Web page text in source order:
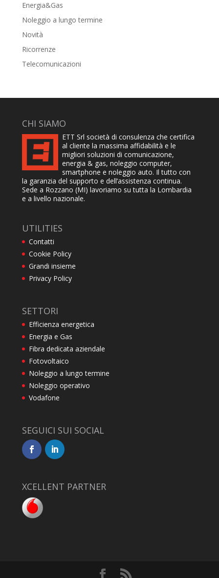
Energia&Gas
Noleggio a lungo termine
Novità
Ricorrenze
Telecomunicazioni
CHI SIAMO
ETT Srl società di consulenza che certifica
al cliente la massima affidabilità e le
migliori soluzioni di comunicazione,
energia & gas, noleggio computer,
smartphone e noleggio auto. Il tutto con
la garanzia del supporto e dell’assistenza continua.
Sede a Rozzano (MI) lavoriamo su tutta la Lombardia
e a livello nazionale.
UTILITIES
Contatti
Cookie Policy
Grandi insieme
Privacy Policy
SETTORI
Efficienza energetica
Energia e Gas
Fibra dedicata aziendale
Fotovoltaico
Noleggio a lungo termine
Noleggio operativo
Vodafone
SEGUICI SUI SOCIAL
XCELLENT PARTNER